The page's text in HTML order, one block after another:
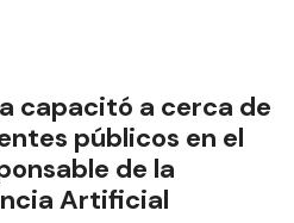
capacitó a cerca de
públicos en el
de la
Artificial